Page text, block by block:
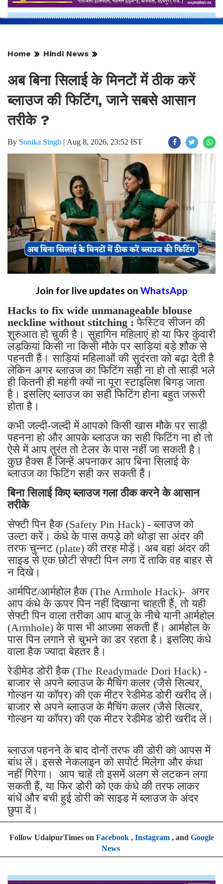
Home Hindi News
अब बिना सिलाई के मिनटों में ठीक करें
ब्लाउज की फिटिंग, जाने सबसे आसान
तरीके ?
By Sonika Singh | Aug 8, 2026, 23:52 IST
Join for live updates on WhatsApp
Hacks to fix wide unmanageable blouse
neckline without stitching :फेस्टिव सीजन की
शुरुआत हो चुकी है। सुहागिन महिलाएं हो या फिर कुंवारी
लड़कियां किसी ना किसी मौके पर साड़ियां बड़े शौक से
पहनती हैं। साड़ियां महिलाओं की सुदंरता को बढ़ा देती है
लेकिन अगर ब्लाउज का फिटिंग सही ना हो तो साड़ी भले
ही कितनी ही महंगी क्यों ना पूरा स्टाइलिश बिगड़ जाता
है। इसलिए ब्लाउज का सही फिटिंग होना बहुत जरूरी
होता है।
कभी जल्दी-जल्दी में आपको किसी खास मौके पर साड़ी
पहनना हो और आपके ब्लाउज का सही फिटिंग ना हो तो
ऐसे में आप तुरंत तो टेलर के पास नहीं जा सकती है।
कुछ हैक्स हैं जिन्हें अपनाकर आप बिना सिलाई के
ब्लाउज का फिटिंग सही कर सकती हैं।
बिना सिलाई किए ब्लाउज गला ठीक करने के आसान
तरीके
सेफ्टी पिन हैक (Safety Pin Hack) - ब्लाउज को
उल्टा करें। कंधे के पास कपड़े को थोड़ा सा अंदर की
तरफ चुन्नट (plate) की तरह मोड़ें। अब वहां अंदर की
साइड से एक छोटी सेफ्टी पिन लगा दें ताकि वह बाहर से
न दिखे।
आर्मपिट/आर्महोल हैक (The Armhole Hack)- अगर
आप कंधे के ऊपर पिन नहीं दिखाना चाहती हैं, तो यही
सेफ्टी पिन वाला तरीका आप बाजू के नीचे यानी आर्महोल
(Armhole) के पास भी आजमा सकती हैं। आर्महोल के
पास पिन लगाने से चुभने का डर रहता है। इसलिए कंधे
वाला हैक ज्यादा बेहतर है।
रेडीमेड डोरी हैक (The Readymade Dori Hack) -
बाजार से अपने ब्लाउज के मैचिंग कलर (जैसे सिल्वर,
गोल्डन या कॉपर) की एक मीटर रेडीमेड डोरी खरीद लें।
बाजार से अपने ब्लाउज के मैचिंग कलर (जैसे सिल्वर,
गोल्डन या कॉपर) की एक मीटर रेडीमेड डोरी खरीद लें।
ब्लाउज पहनने के बाद दोनों तरफ की डोरी को आपस में
बांध लें। इससे नेकलाइन को सपोर्ट मिलेगा और कंधा
नहीं गिरेगा। आप चाहें तो इसमें अलग से लटकन लगा
सकती हैं, या फिर डोरी को एक कंधे की तरफ लाकर
बांधें और बची हुई डोरी को साइड में ब्लाउज के अंदर
छुपा दें।
Follow UdaipurTimes on Facebook, Instagram, and Google
News